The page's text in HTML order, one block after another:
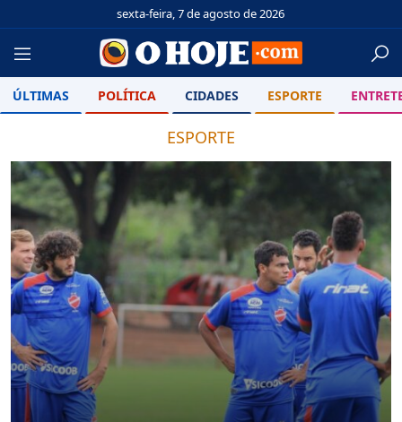
sexta-feira, 7 de agosto de 2026
ÚLTIMAS POLÍTICA CIDADES ESPORTE
ESPORTE